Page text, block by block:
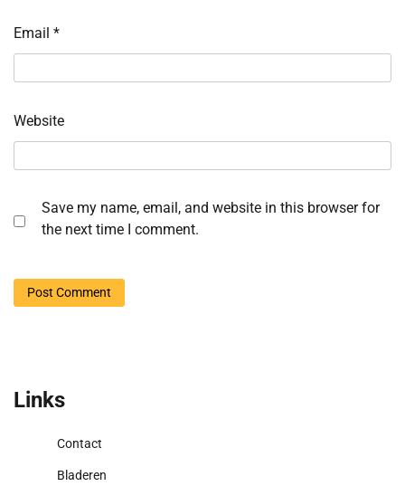
Email *
Website
Save my name, email, and website in this browser for
the next time I comment.
Links
Contact
Bladeren